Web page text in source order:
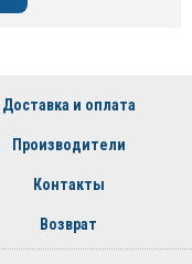
Доставка и оплата
Производители
Контакты
Возврат